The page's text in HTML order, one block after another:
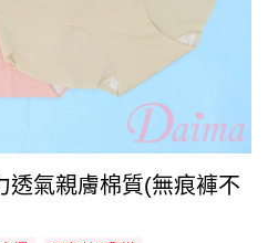
透氣親膚棉質(無痕褲不